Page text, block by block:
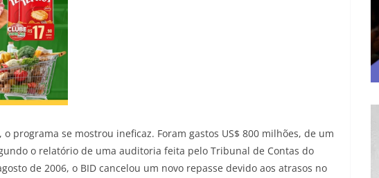
programa se mostrou ineficaz. Foram gastos US$ 800 milhões, de um
o relatório de uma auditoria feita pelo Tribunal de Contas do
de 2006, o BID cancelou um novo repasse devido aos atrasos no